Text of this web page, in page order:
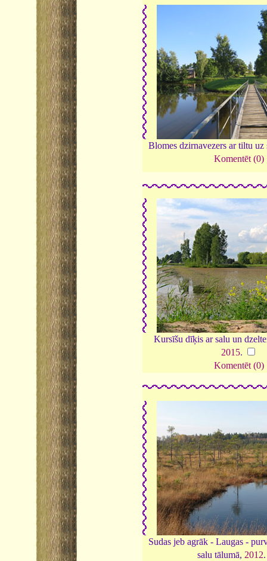
Blomes dzirnavezers ar tiltu
Komentēt (0)
Kursīšu dīķis ar salu un
2015.
Komentēt (0)
Sudas jeb agrāk - Laugas -
salu tālumā, 2012